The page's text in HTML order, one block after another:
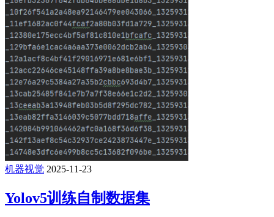
机器视觉 2025-11-23
Yolov5训练自制数据集